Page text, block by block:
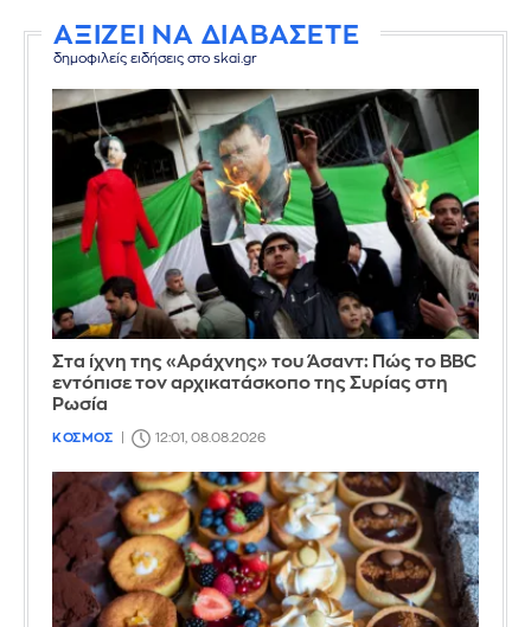
ΑΞΙΖΕΙ ΝΑ ΔΙΑΒΑΣΕΤΕ
δημοφιλείς ειδήσεις στο skai.gr
Στα ίχνη της «Αράχνης» του Άσαντ: Πώς το BBC
εντόπισε τον αρχικατάσκοπο της Συρίας στη
Ρωσία
ΚΟΣΜΟΣ 12:01, 08.08.2026